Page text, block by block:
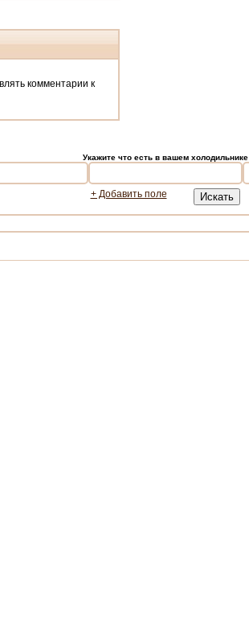
комментарии к
Укажите что есть в вашем холодильнике
+ Добавить поле Искать